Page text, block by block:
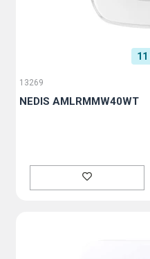
11
13269
NEDIS AMLRMMW40WT